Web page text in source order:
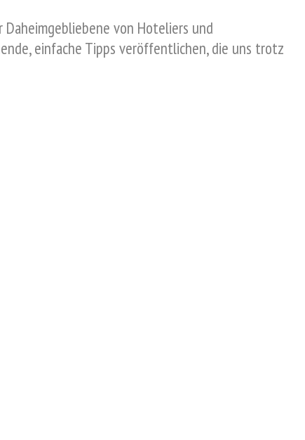
von Hoteliers und
einfache Tipps veröffentlichen, die uns trotz